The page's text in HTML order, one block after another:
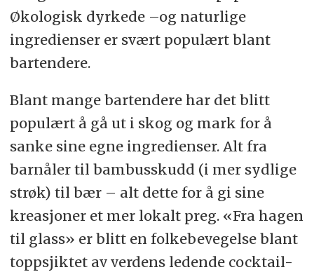
Økologisk dyrkede –og naturlige
ingredienser er svært populært blant
bartendere.
Blant mange bartendere har det blitt
populært å gå ut i skog og mark for å
sanke sine egne ingredienser. Alt fra
barnåler til bambusskudd (i mer sydlige
strøk) til bær – alt dette for å gi sine
kreasjoner et mer lokalt preg. «Fra hagen
til glass» er blitt en folkebevegelse blant
toppsjiktet av verdens ledende cocktail-